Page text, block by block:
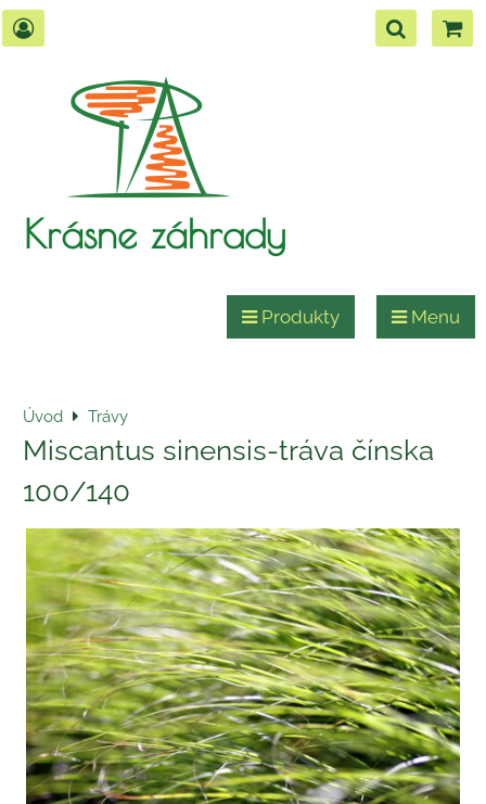
Krásne záhrady
Produkty Menu
Úvod Trávy
Miscantus sinensis-tráva čínska
100/140